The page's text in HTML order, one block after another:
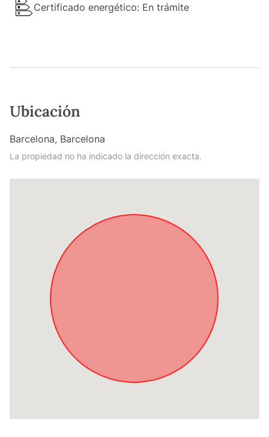
Certificado energético: En trámite
Ubicación
Barcelona, Barcelona
La propiedad no ha indicado la dirección exacta.